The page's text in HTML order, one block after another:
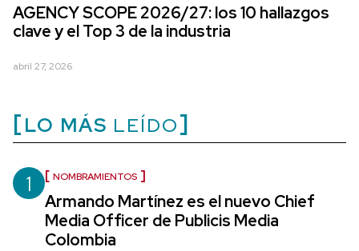
AGENCY SCOPE 2026/27: los 10 hallazgos
clave y el Top 3 de la industria
abril 27, 2026
LO MÁS LEÍDO
1 NOMBRAMIENTOS
Armando Martínez es el nuevo Chief
Media Officer de Publicis Media
Colombia